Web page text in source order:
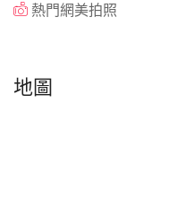
熱門網美拍照
地圖